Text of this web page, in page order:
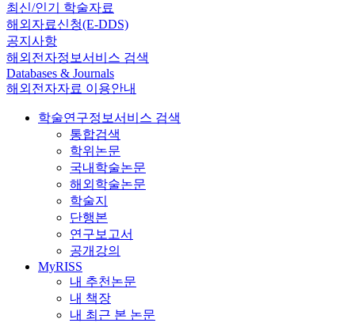
최신/인기 학술자료
해외자료신청(E-DDS)
공지사항
해외전자정보서비스 검색
Databases & Journals
해외전자자료 이용안내
학술연구정보서비스 검색
통합검색
학위논문
국내학술논문
해외학술논문
학술지
단행본
연구보고서
공개강의
MyRISS
내 추천논문
내 책장
내 최근 본 논문